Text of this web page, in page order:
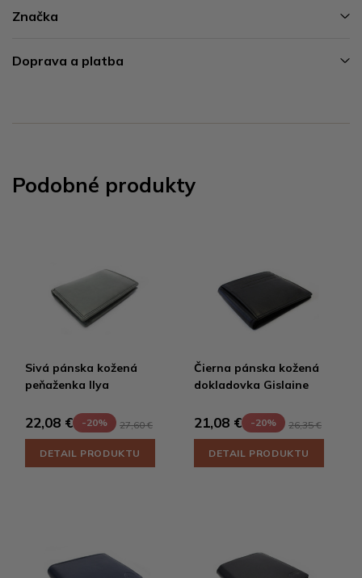
Značka
Doprava a platba
Podobné produkty
Sivá pánska kožená
peňaženka Ilya
22,08 € -20% 27,60 €
DETAIL PRODUKTU
Čierna pánska kožená
dokladovka Gislaine
21,08 € -20% 26,35 €
DETAIL PRODUKTU